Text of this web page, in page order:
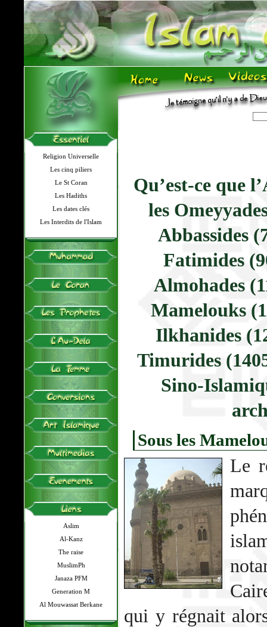
Religion Universelle
Les cinq piliers
Le St Coran
Les Hadiths
Les dates clés
Les Interdits de l'Islam
Aslim
Al-Kanz
The raise
MuslimPh
Janaza PFM
Generation M
Al Mouwassat Berkane
Qu’est-ce que
les
Abbassides
Fatimides
Almohades
Mamelouks
Ilkhanides
Timurides
Sino-
Sous les
Le
qui y régnait